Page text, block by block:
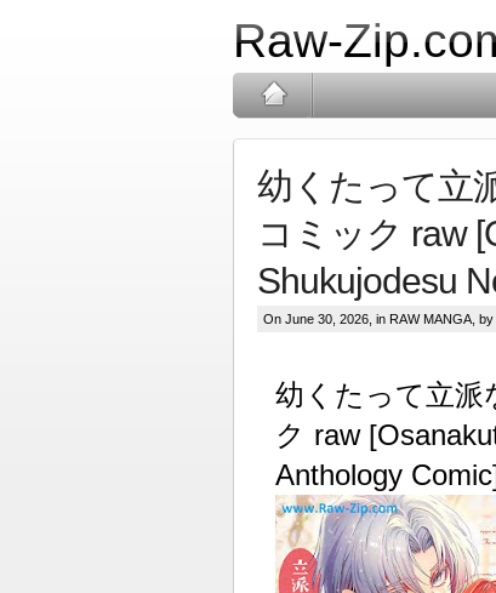
Raw-
幼くたって立
コミック raw
Shukujodesu
On June 30, 2026, in RAW MANGA ,
幼くたって立派
ク raw
Anthology